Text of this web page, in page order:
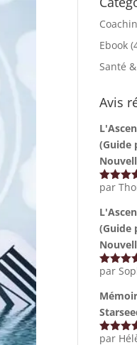
Ebook
Santé
Avis
(Guide
Note 5
par
(Guide
Note5
par
Note5
par